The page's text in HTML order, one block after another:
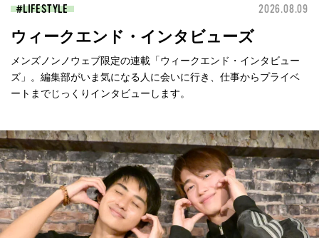
LIFESTYLE 2026.08.09
ウィークエンド・インタビューズ
メンズノンノウェブ限定の連載「ウィークエンド・インタビュー
ズ」。編集部がいま気になる人に会いに行き、仕事からプライベ
ートまでじっくりインタビューします。